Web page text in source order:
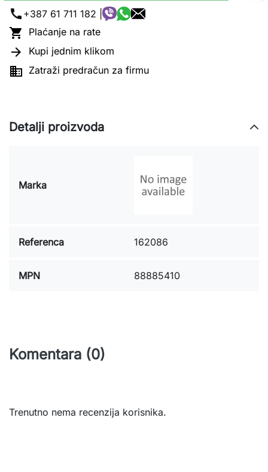
call +387 61 711 182 |
 Plaćanje na rate
 Kupi jednim klikom
 Zatraži predračun za firmu
Detalji proizvoda
Marka
Referenca 162086
MPN 88885410
Komentara (0)
Trenutno nema recenzija korisnika.